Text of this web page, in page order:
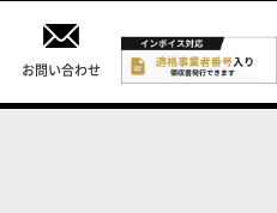
お問い合わせ